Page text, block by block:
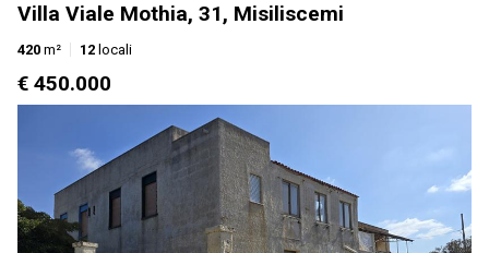
Villa Viale Mothia, 31, Misiliscemi
420 m² 12 locali
€ 450.000